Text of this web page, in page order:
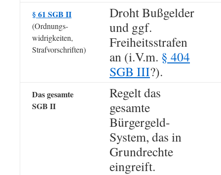
§ 61 SGB II
(Ordnungs-
widrigkeiten,
Strafvorschriften)
Droht Bußgelder
und ggf.
Freiheitsstrafen
an (i.V.m. § 404
SGB III?).
Das gesamte
SGB II
Regelt das
gesamte
Bürgergeld-
System, das in
Grundrechte
eingreift.